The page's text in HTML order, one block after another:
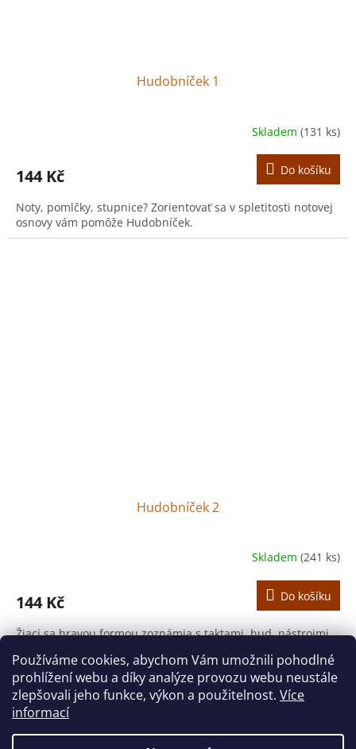
Používáme cookies, abychom Vám umožnili pohodlné
prohlížení webu a díky analýze provozu webu neustále
zlepšovali jeho funkce, výkon a použitelnost. Více
informací
Hudobníček 1
Skladem (131 ks)
144 Kč Do košíku
Noty, pomlčky, stupnice? Zorientovať sa v spletitosti notovej
osnovy vám pomôže Hudobníček.
Hudobníček 2
Skladem (241 ks)
144 Kč Do košíku
Žiaci sa hravou formou zoznámia s taktami, hud. nástrojmi,
O
á
9položek celkem